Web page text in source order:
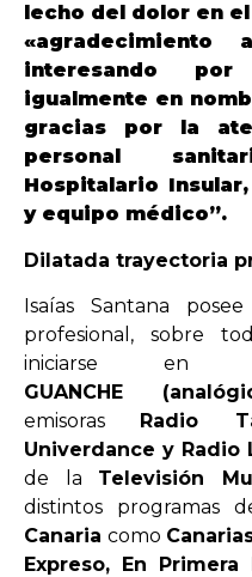
ENTREVISTAS
OPINIÓN
PROGRAMAS
lecho del dolor en
interesando
igualmente en
gracias por la
personal
Hospitalario
y equipo médico”.
Dilatada trayectoria
Isaías Santana
profesional, sobre
iniciarse
GUANCHE
emisoras Radio
Univerdance y Radio
de la Televisión
distintos programas
Canaria como
Expreso, En